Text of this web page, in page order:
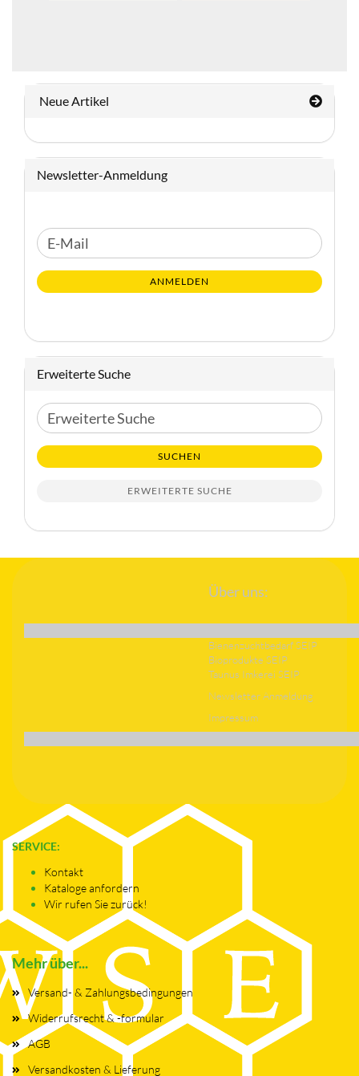
Neue Artikel
Newsletter-Anmeldung
WEITER
ZUR
NEWSLETTER-
ANMELDUNG
E-
ANMELDEN
Erweiterte Suche
Erweiterte
Suche
SUCHEN
ERWEITERTE SUCHE
Über uns:
Bienenzuchtbedarf SEIP
Bioprodukte SEIP
Taunus Imkerei SEIP
Newsletter Anmeldung
Impressum
SERVICE:
Kontakt
Kataloge anfordern
Wir rufen Sie zurück!
Mehr über...
Versand- & Zahlungsbedingungen
Widerrufsrecht & -formular
AGB
Versandkosten & Lieferung